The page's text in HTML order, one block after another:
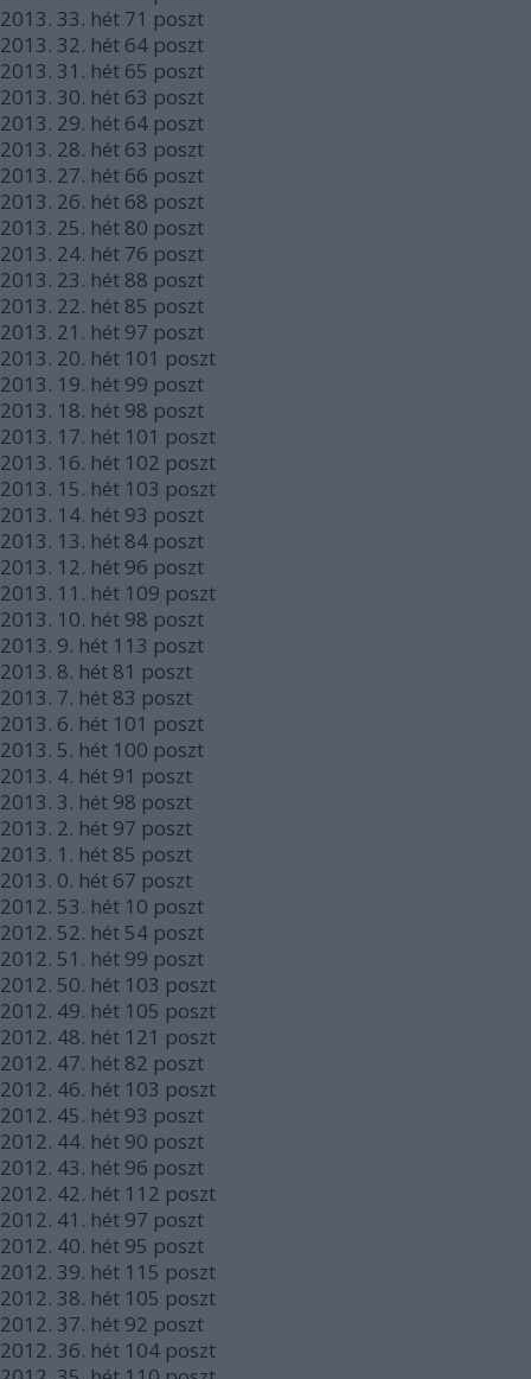
2013. 33. hét 71 poszt
2013. 32. hét 64 poszt
2013. 31. hét 65 poszt
2013. 30. hét 63 poszt
2013. 29. hét 64 poszt
2013. 28. hét 63 poszt
2013. 27. hét 66 poszt
2013. 26. hét 68 poszt
2013. 25. hét 80 poszt
2013. 24. hét 76 poszt
2013. 23. hét 88 poszt
2013. 22. hét 85 poszt
2013. 21. hét 97 poszt
2013. 20. hét 101 poszt
2013. 19. hét 99 poszt
2013. 18. hét 98 poszt
2013. 17. hét 101 poszt
2013. 16. hét 102 poszt
2013. 15. hét 103 poszt
2013. 14. hét 93 poszt
2013. 13. hét 84 poszt
2013. 12. hét 96 poszt
2013. 11. hét 109 poszt
2013. 10. hét 98 poszt
2013. 9. hét 113 poszt
2013. 8. hét 81 poszt
2013. 7. hét 83 poszt
2013. 6. hét 101 poszt
2013. 5. hét 100 poszt
2013. 4. hét 91 poszt
2013. 3. hét 98 poszt
2013. 2. hét 97 poszt
2013. 1. hét 85 poszt
2013. 0. hét 67 poszt
2012. 53. hét 10 poszt
2012. 52. hét 54 poszt
2012. 51. hét 99 poszt
2012. 50. hét 103 poszt
2012. 49. hét 105 poszt
2012. 48. hét 121 poszt
2012. 47. hét 82 poszt
2012. 46. hét 103 poszt
2012. 45. hét 93 poszt
2012. 44. hét 90 poszt
2012. 43. hét 96 poszt
2012. 42. hét 112 poszt
2012. 41. hét 97 poszt
2012. 40. hét 95 poszt
2012. 39. hét 115 poszt
2012. 38. hét 105 poszt
2012. 37. hét 92 poszt
2012. 36. hét 104 poszt